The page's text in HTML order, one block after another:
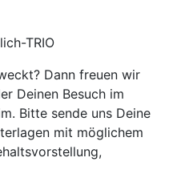
TRIO
Dann freuen wir
Deinen Besuch im
Bitte sende uns Deine
mit möglichem